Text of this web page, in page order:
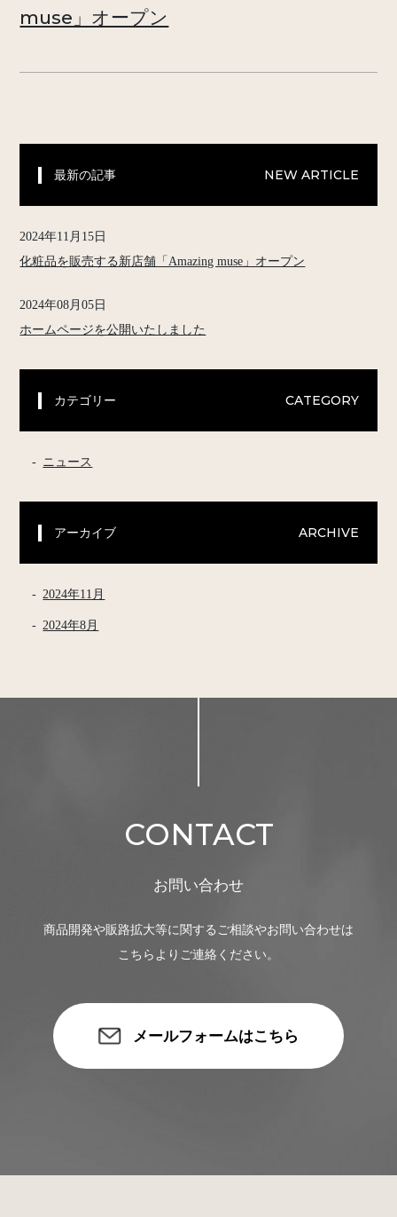
muse」オープン
最新の記事 NEW ARTICLE
2024年11月15日
化粧品を販売する新店舗「Amazing muse」オープン
2024年08月05日
ホームページを公開いたしました
カテゴリー CATEGORY
ニュース
アーカイブ ARCHIVE
2024年11月
2024年8月
CONTACT
お問い合わせ
商品開発や販路拡大等に関するご相談やお問い合わせは
こちらよりご連絡ください。
メールフォームはこちら